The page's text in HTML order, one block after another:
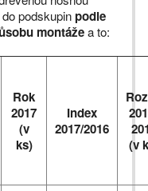
podskupinpodle
montážea to:
Rok
2017
(v
ks)
Index
2017/2016
(v